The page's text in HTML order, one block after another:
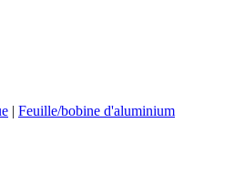
| Feuille/bobine d'aluminium